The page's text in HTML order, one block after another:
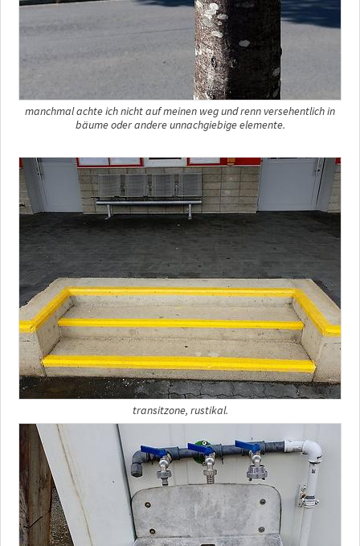
manchmal achte ich nicht auf meinen weg und renn versehentlich in
bäume oder andere unnachgiebige elemente.
transitzone, rustikal.